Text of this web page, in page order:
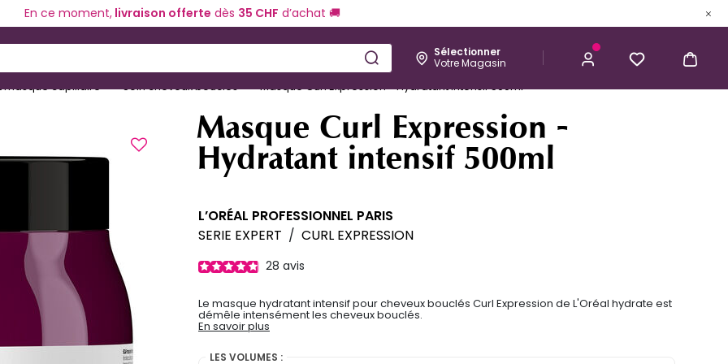
En ce moment,livraison offerte dès 35 CHF d’achat 🚚
Sélectionner
Votre Magasin
Esthétique Homme Kérastase
masque capillaire Soin cheveux bouclés Masque Curl Expression - Hydratant intensif 500ml
Masque Curl Expression -
Hydratant intensif 500ml
L’ORÉAL PROFESSIONNEL PARIS
SERIE EXPERT / CURL EXPRESSION
28 avis
Le masque hydratant intensif pour cheveux bouclés Curl Expression de L'Oréal hydrate est
démêle intensément les cheveux bouclés.
En savoir plus
LES VOLUMES :